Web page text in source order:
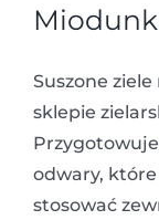
Suszone
sklepie
odwary,
stosować